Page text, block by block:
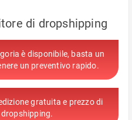
di dropshipping
è disponibile, basta un
un preventivo rapido.
gratuita e prezzo di